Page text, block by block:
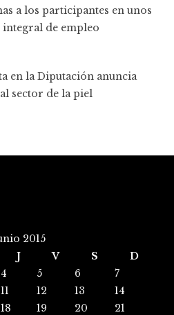
a los participantes en unos
de empleo
en la Diputación anuncia
sector de la piel
2015
J V S
D
4 5 6
7
11 12 13
14
18 19 20
21